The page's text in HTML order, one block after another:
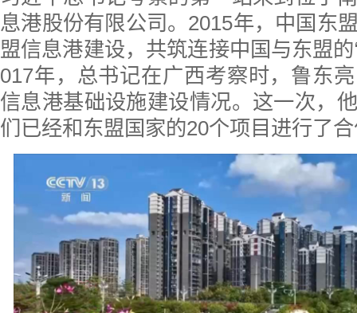
息港股份有限公司。2015年，中国东
盟信息港建设，共筑连接中国与东盟
017年，总书记在广西考察时，鲁东
信息港基础设施建设情况。这一次，
们已经和东盟国家的20个项目进行了